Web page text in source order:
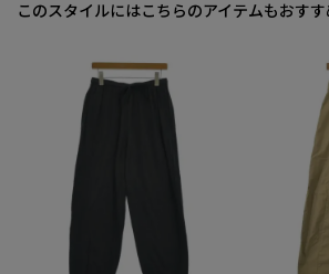
このスタイルにはこちらのアイテムもおす